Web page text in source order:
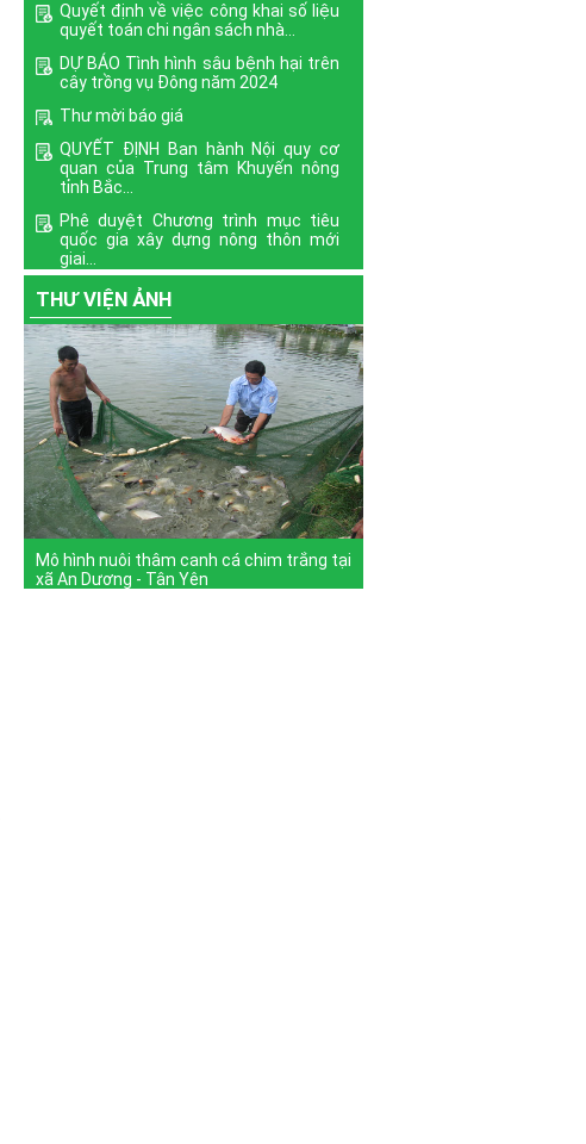
Quyết định về việc công khai số liệu
quyết toán chi ngân sách nhà...
DỰ BÁO Tình hình sâu bệnh hại trên
cây trồng vụ Đông năm 2024
Thư mời báo giá
QUYẾT ĐỊNH Ban hành Nội quy cơ
quan của Trung tâm Khuyến nông
tỉnh Bắc...
Phê duyệt Chương trình mục tiêu
quốc gia xây dựng nông thôn mới
giai...
Định hướng nội dung phổ biến giáo
dục pháp luật quý III năm 2022
Xem thêm
THƯ VIỆN ẢNH
Mô hình nuôi thâm canh cá chim trắng tại
xã An Dương - Tân Yên